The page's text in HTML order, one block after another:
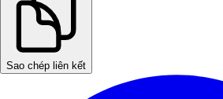
Sao chép liên kết